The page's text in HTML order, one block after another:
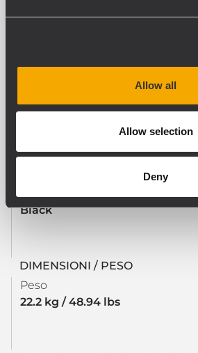
Allow all
Allow selection
Deny
Standard di sicurezza
Materiale Cabinet/Case
Black
DIMENSIONI / PESO
Peso
22.2 kg / 48.94 lbs